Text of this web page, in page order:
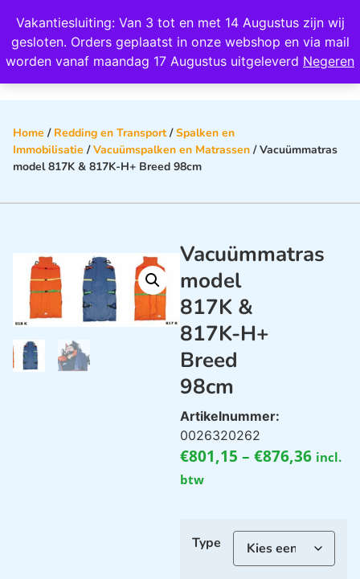
Vakantiesluiting: Van 3 tot en met 14 Augustus zijn wij
gesloten. Orders geplaatst in onze webshop en via mail
worden vanaf maandag 17 Augustus uitgeleverd Negeren
Wij scoren een 4,8 op Google
Home / Redding en Transport/Spalken en
Immobilisatie /Vacuümspalken en Matrassen / Vacuümmatras
model 817K & 817K-H+ Breed 98cm
Vacuümmatras
model
817K &
817K-H+
Breed
98cm
Artikelnummer:
0026320262
€801,15 – €876,36 incl.
btw
Type